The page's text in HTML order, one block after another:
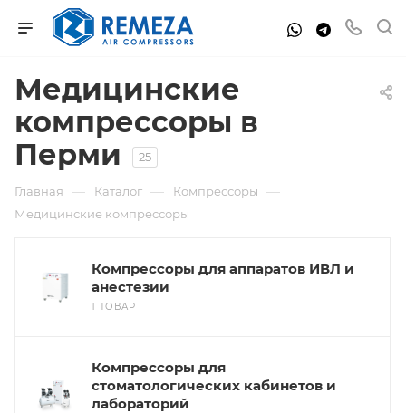
Медицинские
компрессоры в
Перми
25
Главная — Каталог — Компрессоры —
Медицинские компрессоры
Компрессоры для аппаратов ИВЛ и
анестезии
1 ТОВАР
Компрессоры для
стоматологических кабинетов и
лабораторий